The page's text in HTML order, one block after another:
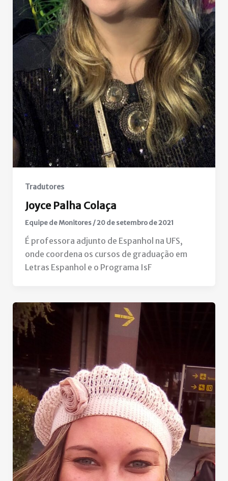
Tradutores
Joyce Palha Colaça
Equipe de Monitores/20 de setembro de 2021
É professora adjunto de Espanhol na UFS,
onde coordena os cursos de graduação em
Letras Espanhol e o Programa IsF